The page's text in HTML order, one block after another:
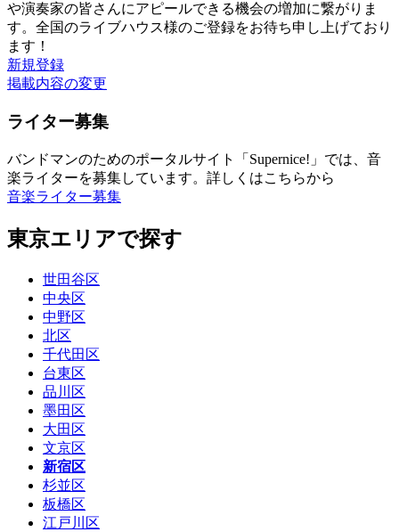
や演奏家の皆さんにアピールできる機会の増加に繋がりま
す。全国のライブハウス様のご登録をお待ち申し上げており
ます！
新規登録
掲載内容の変更
ライター募集
バンドマンのためのポータルサイト「Supernice!」では、音
楽ライターを募集しています。詳しくはこちらから
音楽ライター募集
東京エリアで探す
世田谷区
中央区
中野区
北区
千代田区
台東区
品川区
墨田区
大田区
文京区
新宿区
杉並区
板橋区
江戸川区